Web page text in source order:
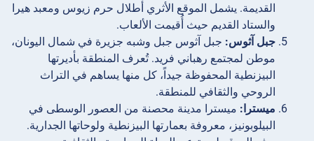
القديمة. يشمل الموقع الأثري أطلال حرم زيوس ومعبد هيرا
والستاد القديم حيث أُقيمت الألعاب.
جبل آثوس: جبل آثوس جبل وشبه جزيرة في شمال اليونان،
موطن لمجتمع رهباني فريد. تُعرف المنطقة بأديرتها
البيزنطية المحفوظة جيداً، كل منها يساهم في التراث
الروحي والثقافي للمنطقة.
ميسترا: ميسترا مدينة محصنة من العصور الوسطى في
البيلوبونيز، معروفة بعمارتها البيزنطية ولوحاتها الجدارية.